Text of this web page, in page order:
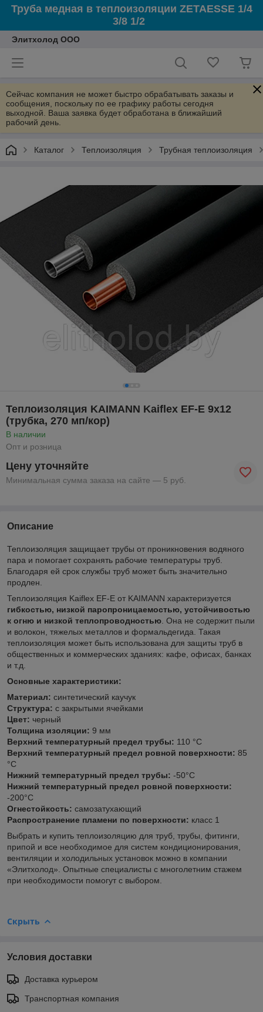
Труба медная в теплоизоляции ZETAESSE 1/4
3/8 1/2
Элитхолод ООО
Сейчас компания не может быстро обрабатывать заказы и
сообщения, поскольку по ее графику работы сегодня
выходной. Ваша заявка будет обработана в ближайший
рабочий день.
Каталог Теплоизоляция Трубная теплоизоляция
Теплоизоляция KAIMANN Kaiflex EF-E 9x12
(трубка, 270 мп/кор)
В наличии
Опт и розница
Цену уточняйте
Минимальная сумма заказа на сайте — 5 руб.
Описание
Теплоизоляция защищает трубы от проникновения водяного
пара и помогает сохранять рабочие температуры труб.
Благодаря ей срок службы труб может быть значительно
продлен.
Теплоизоляция Kaiflex EF-E от KAIMANN характеризуется
гибкостью, низкой паропроницаемостью, устойчивостью
к огню и низкой теплопроводностью . Она не содержит пыли
и волокон, тяжелых металлов и формальдегида. Такая
теплоизоляция может быть использована для защиты труб в
общественных и коммерческих зданиях: кафе, офисах, банках
и т.д.
Основные характеристики:
Материал: синтетический каучук
Структура: с закрытыми ячейками
Цвет: черный
Толщина изоляции: 9 мм
Верхний температурный предел трубы: 110 °C
Верхний температурный предел ровной поверхности: 85
°C
Нижний температурный предел трубы: -50°C
Нижний температурный предел ровной поверхности:
-200°C
Огнестойкость: самозатухающий
Распространение пламени по поверхности: класс 1
Выбрать и купить теплоизоляцию для труб, трубы, фитинги,
припой и все необходимое для систем кондиционирования,
вентиляции и холодильных установок можно в компании
«Элитхолод». Опытные специалисты с многолетним стажем
при необходимости помогут с выбором.
Скрыть
Условия доставки
Доставка курьером
Транспортная компания